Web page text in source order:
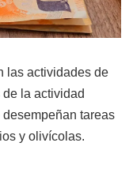
las actividades de
la actividad
tareas
y olivícolas.